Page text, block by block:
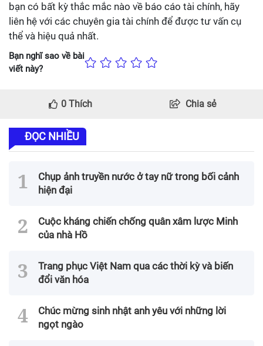
bạn có bất kỳ thắc mắc nào về báo cáo tài chính, hãy
liên hệ với các chuyên gia tài chính để được tư vấn cụ
thể và hiệu quả nhất.
Bạn nghĩ sao về bài
viết này?
0 Thích Chia sẻ
ĐỌC NHIỀU
Chụp ảnh truyền nước ở tay nữ trong bối cảnh
hiện đại
Cuộc kháng chiến chống quân xâm lược Minh
của nhà Hồ
Trang phục Việt Nam qua các thời kỳ và biến
đổi văn hóa
Chúc mừng sinh nhật anh yêu với những lời
ngọt ngào